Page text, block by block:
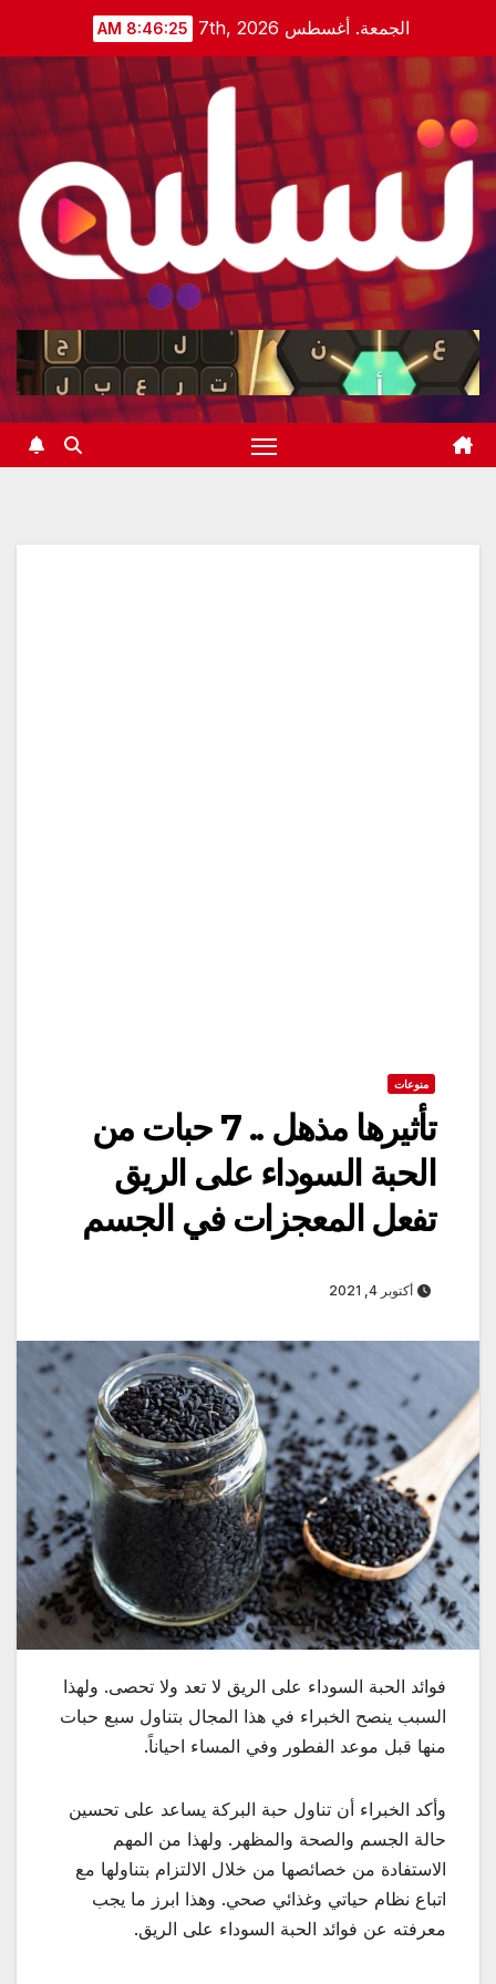
content
الجمعة. أغسطس 7th, 2026 8:46:26 AM
منوعات
تأثيرها مذهل .. 7 حبات من
الحبة السوداء على الريق
تفعل المعجزات في الجسم
أكتوبر 4, 2021
فوائد الحبة السوداء على الريق لا تعد ولا تحصى. ولهذا
السبب ينصح الخبراء في هذا المجال بتناول سبع حبات
منها قبل موعد الفطور وفي المساء احياناً.
وأكد الخبراء أن تناول حبة البركة يساعد على تحسين
حالة الجسم والصحة والمظهر. ولهذا من المهم
الاستفادة من خصائصها من خلال الالتزام بتناولها مع
اتباع نظام حياتي وغذائي صحي. وهذا ابرز ما يجب
معرفته عن فوائد الحبة السوداء على الريق.